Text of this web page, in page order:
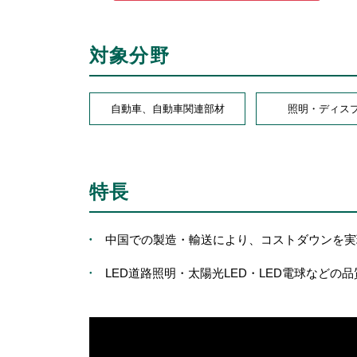
対象分野
自動車、自動車関連部材 照明・ディス
特長
中国での製造・輸送により、コストダウンを実
LED道路照明・太陽光LED・LED電球などの